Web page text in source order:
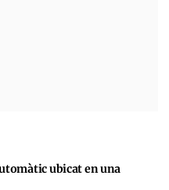
ubicat en una